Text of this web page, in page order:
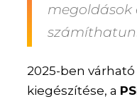
megoldások
2025-ben várható
kiegészítése, a